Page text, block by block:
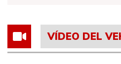
VÍDEO DEL